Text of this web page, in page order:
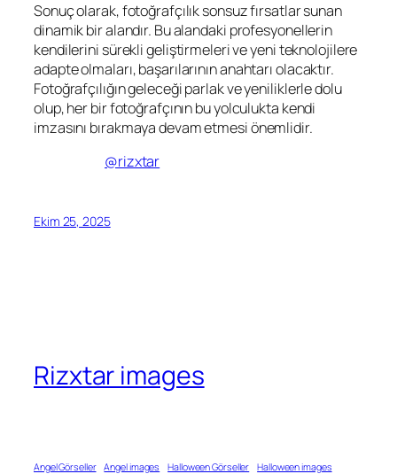
Sonuç olarak, fotoğrafçılık sonsuz fırsatlar sunan
dinamik bir alandır. Bu alandaki profesyonellerin
kendilerini sürekli geliştirmeleri ve yeni teknolojilere
adapte olmaları, başarılarının anahtarı olacaktır.
Fotoğrafçılığın geleceği parlak ve yeniliklerle dolu
olup, her bir fotoğrafçının bu yolculukta kendi
imzasını bırakmaya devam etmesi önemlidir.
@rizxtar
Ekim 25, 2025
Rizxtar images
Angel Görseller Angel images Halloween Görseller Halloween images